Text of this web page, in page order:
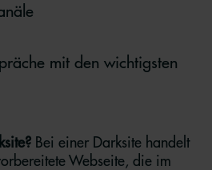
mit den wichtigsten
Bei einer Darksite handelt
Webseite, die im